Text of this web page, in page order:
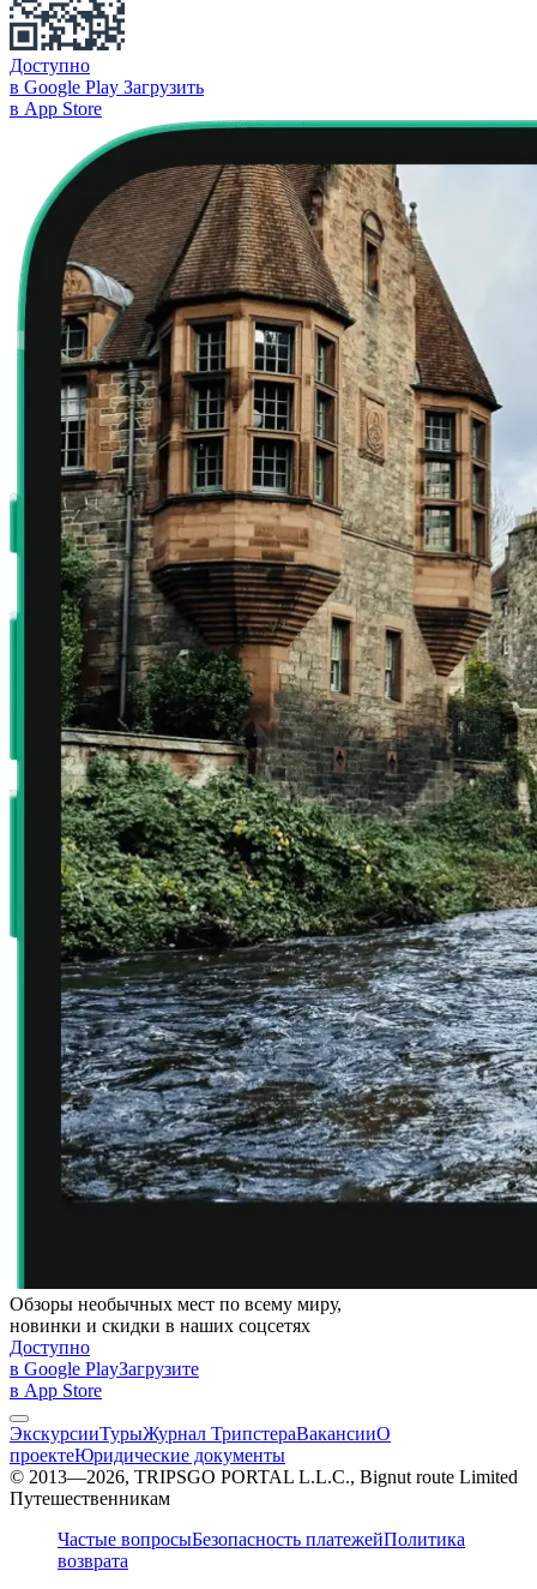
Доступно
в Google Play Загрузить
в App Store
Обзоры необычных мест по всему миру,
новинки и скидки в наших соцсетях
Доступно
в Google PlayЗагрузите
в App Store
ЭкскурсииТурыЖурнал ТрипстераВакансииО
проектеЮридические документы
© 2013—2026, TRIPSGO PORTAL L.L.C., Bignut route Limited
Путешественникам
Частые вопросыБезопасность платежейПолитика
возврата